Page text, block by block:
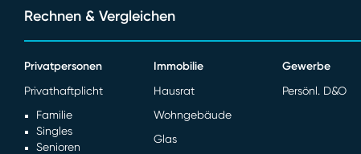
Rechnen & Vergleichen
Privatpersonen
Privathaftplicht
Familie
Singles
Senioren
Immobilie
Hausrat
Wohngebäude
Glas
Gewerbe
Persönl. D&O